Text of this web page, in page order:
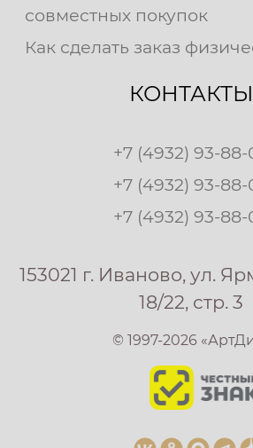
совместных покупок
Как сделать заказ
КОНТАКТЫ
+7 (4932) 93-88-
+7 (4932) 93-88-
+7 (4932) 93-88-
153021 г. Иваново, ул.
18/22, стр. 3
© 1997-2026